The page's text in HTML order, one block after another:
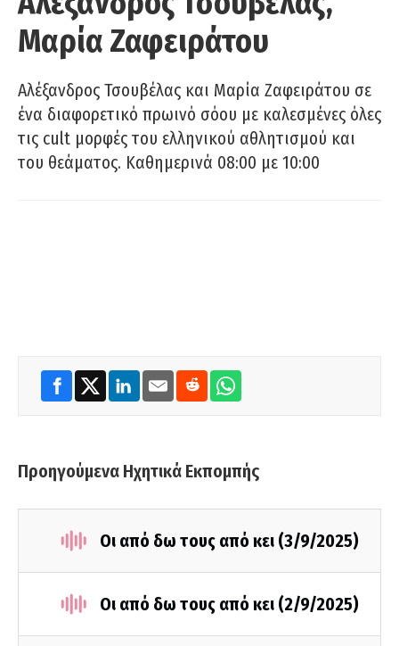
Μαρία Ζαφειράτου
Αλέξανδρος Τσουβέλας και Μαρία Ζαφειράτου σε
ένα διαφορετικό πρωινό σόου με καλεσμένες όλες
τις cult μορφές του ελληνικού αθλητισμού και
του θεάματος. Καθημερινά 08:00 με 10:00
Προηγούμενα Ηχητικά Εκπομπής
Οι από δω τους από κει (3/9/2025)
Οι από δω τους από κει (2/9/2025)